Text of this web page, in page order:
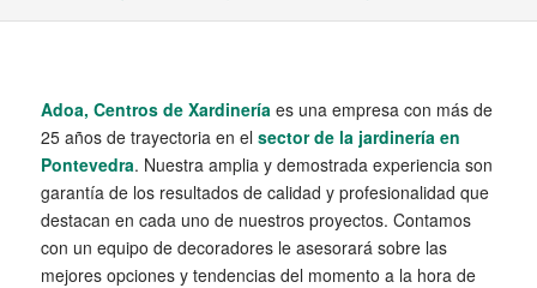
Adoa, Centros de Xardinería es una empresa con más de
25 años de trayectoria en el sector de la jardinería en
Pontevedra. Nuestra amplia y demostrada experiencia son
garantía de los resultados de calidad y profesionalidad que
destacan en cada uno de nuestros proyectos. Contamos
con un equipo de decoradores le asesorará sobre las
mejores opciones y tendencias del momento a la hora de